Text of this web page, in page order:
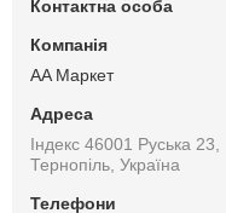
AA Маркет
Індекс 46001 Руська 23,
Тернопіль, Україна